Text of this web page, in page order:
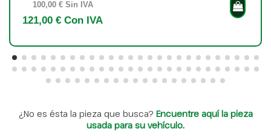
100,00 € Sin IVA
121,00 € Con IVA
¿No es ésta la pieza que busca? Encuentre aquí la pieza
usada para su vehículo.